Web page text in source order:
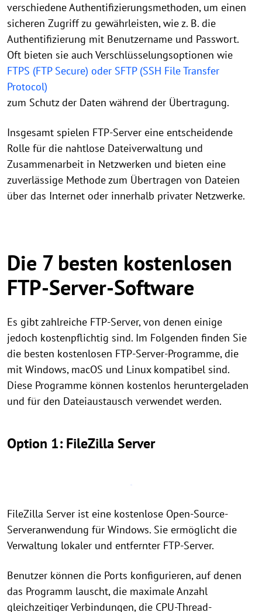
verschiedene Authentifizierungsmethoden, um einen
sicheren Zugriff zu gewährleisten, wie z. B. die
Authentifizierung mit Benutzername und Passwort.
Oft bieten sie auch Verschlüsselungsoptionen wie
FTPS (FTP Secure) oder SFTP (SSH File Transfer
Protocol)
zum Schutz der Daten während der Übertragung.
Insgesamt spielen FTP-Server eine entscheidende
Rolle für die nahtlose Dateiverwaltung und
Zusammenarbeit in Netzwerken und bieten eine
zuverlässige Methode zum Übertragen von Dateien
über das Internet oder innerhalb privater Netzwerke.
Die 7 besten kostenlosen
FTP-Server-Software
Es gibt zahlreiche FTP-Server, von denen einige
jedoch kostenpflichtig sind. Im Folgenden finden Sie
die besten kostenlosen FTP-Server-Programme, die
mit Windows, macOS und Linux kompatibel sind.
Diese Programme können kostenlos heruntergeladen
und für den Dateiaustausch verwendet werden.
Option 1: FileZilla Server
FileZilla Server ist eine kostenlose Open-Source-
Serveranwendung für Windows. Sie ermöglicht die
Verwaltung lokaler und entfernter FTP-Server.
Benutzer können die Ports konfigurieren, auf denen
das Programm lauscht, die maximale Anzahl
gleichzeitiger Verbindungen, die CPU-Thread-